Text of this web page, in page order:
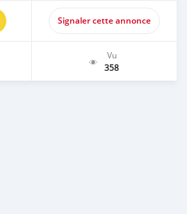
Signaler cette annonce
Vu
358